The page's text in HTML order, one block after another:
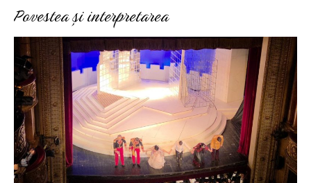
Povestea și interpretarea